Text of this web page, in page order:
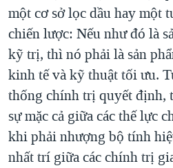
một cơ sở lọc dầu hay một
chiến lược: Nếu như đó là
kỹ trị, thì nó phải là sản
kinh tế và kỹ thuật tối ưu.
thống chính trị quyết định,
sự mặc cả giữa các thế lực
khi phải nhượng bộ tính
nhất trí giữa các chính trị